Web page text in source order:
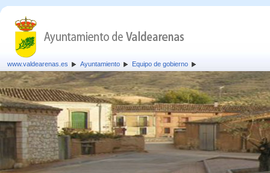
www.valdearenas.es Ayuntamiento Equipo de gobierno